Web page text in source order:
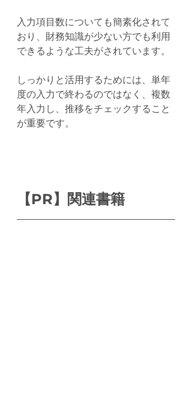
入力項目数についても簡素化されて
おり、財務知識が少ない方でも利用
できるような工夫がされています。
しっかりと活用するためには、単年
度の入力で終わるのではなく、複数
年入力し、推移をチェックすること
が重要です。
【PR】関連書籍